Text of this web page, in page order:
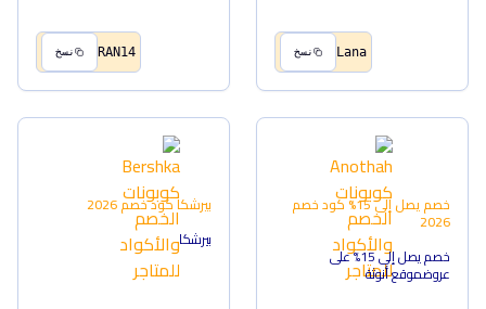
Lana نسخ RAN14 نسخ
خصم يصل إلى 15% كود خصم
2026
خصم يصل إلى 15% على
عروضموقع أنوثة
بيرشكاكود خصم2026
بيرشكا